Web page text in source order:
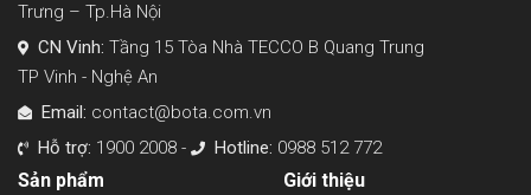
Trưng – Tp.Hà Nội
CN Vinh: Tầng 15 Tòa Nhà TECCO B Quang Trung
TP Vinh - Nghệ An
Email: contact@bota.com.vn
Hỗ trợ: 1900 2008 - Hotline: 0988 512 772
Sản phẩm Giới thiệu